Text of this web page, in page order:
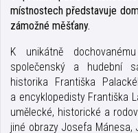
místnostech představuje
zámožné měšťany.
K unikátně
společenský a hudební
historika Františka
a encyklopedisty Františka
umělecké, historické a
jiné obrazy Josefa Mánesa,